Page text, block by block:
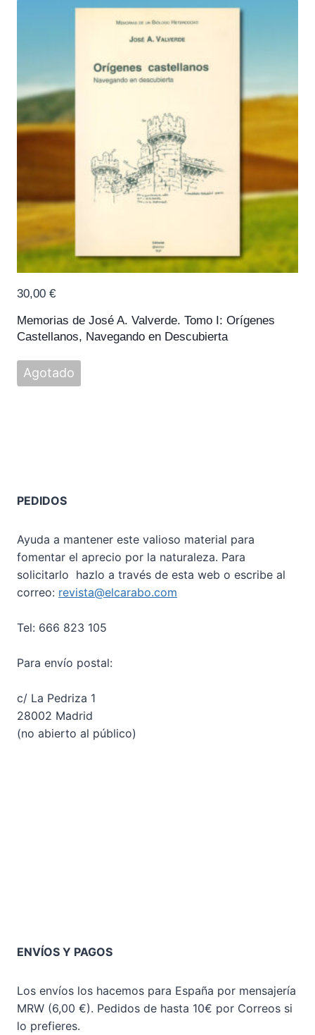
Memorias de José A. Valverde. Tomo I: Orígenes
Castellanos, Navegando en Descubierta
30,00 €
Agotado
PEDIDOS
Ayuda a mantener este valioso material para
fomentar el aprecio por la naturaleza. Para
solicitarlo hazlo a través de esta web o escribe al
correo: revista@elcarabo.com
Tel: 666 823 105
Para envío postal:
c/ La Pedriza 1
28002 Madrid
(no abierto al público)
ENVÍOS Y PAGOS
Los envíos los hacemos para España por mensajería
MRW (6,00 €). Pedidos de hasta 10€ por Correos si
lo prefieres.